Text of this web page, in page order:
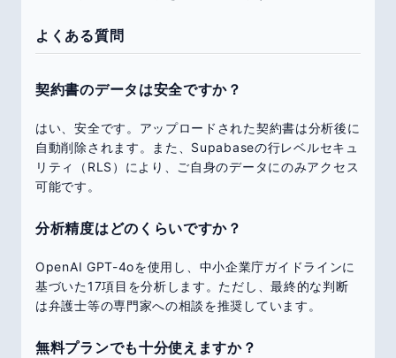
よくある質問
契約書のデータは安全ですか？
はい、安全です。アップロードされた契約書は分析後に
自動削除されます。また、Supabaseの行レベルセキュ
リティ（RLS）により、ご自身のデータにのみアクセス
可能です。
分析精度はどのくらいですか？
OpenAI GPT-4oを使用し、中小企業庁ガイドラインに
基づいた17項目を分析します。ただし、最終的な判断
は弁護士等の専門家への相談を推奨しています。
無料プランでも十分使えますか？